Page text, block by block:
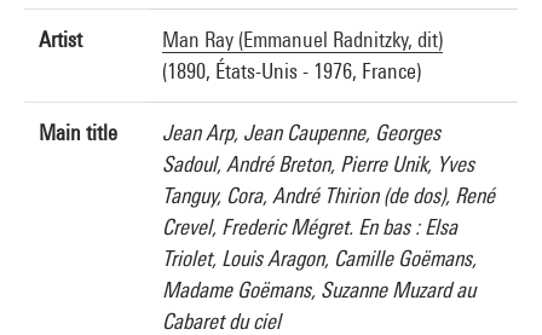
Artist
Man Ray (Emmanuel Radnitzky, dit)
(1890, États-Unis - 1976, France)
Main title
Jean Arp, Jean Caupenne, Georges
Sadoul, André Breton, Pierre Unik, Yves
Tanguy, Cora, André Thirion (de dos), René
Crevel, Frederic Mégret. En bas : Elsa
Triolet, Louis Aragon, Camille Goëmans,
Madame Goëmans, Suzanne Muzard au
Cabaret du ciel